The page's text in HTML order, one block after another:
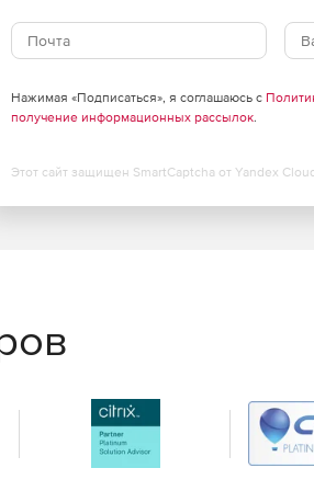
ошибок.
Интернет, доступ в сеть только при
Нажимая «Подписаться», я соглашаюсь с
получение информационных рассылок.
Этот сайт защищен SmartCaptcha от Yandex